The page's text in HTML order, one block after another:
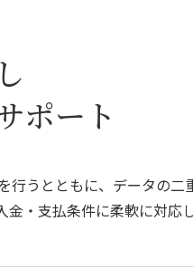
ポート
行うとともに、データの
・支払条件に柔軟に対応